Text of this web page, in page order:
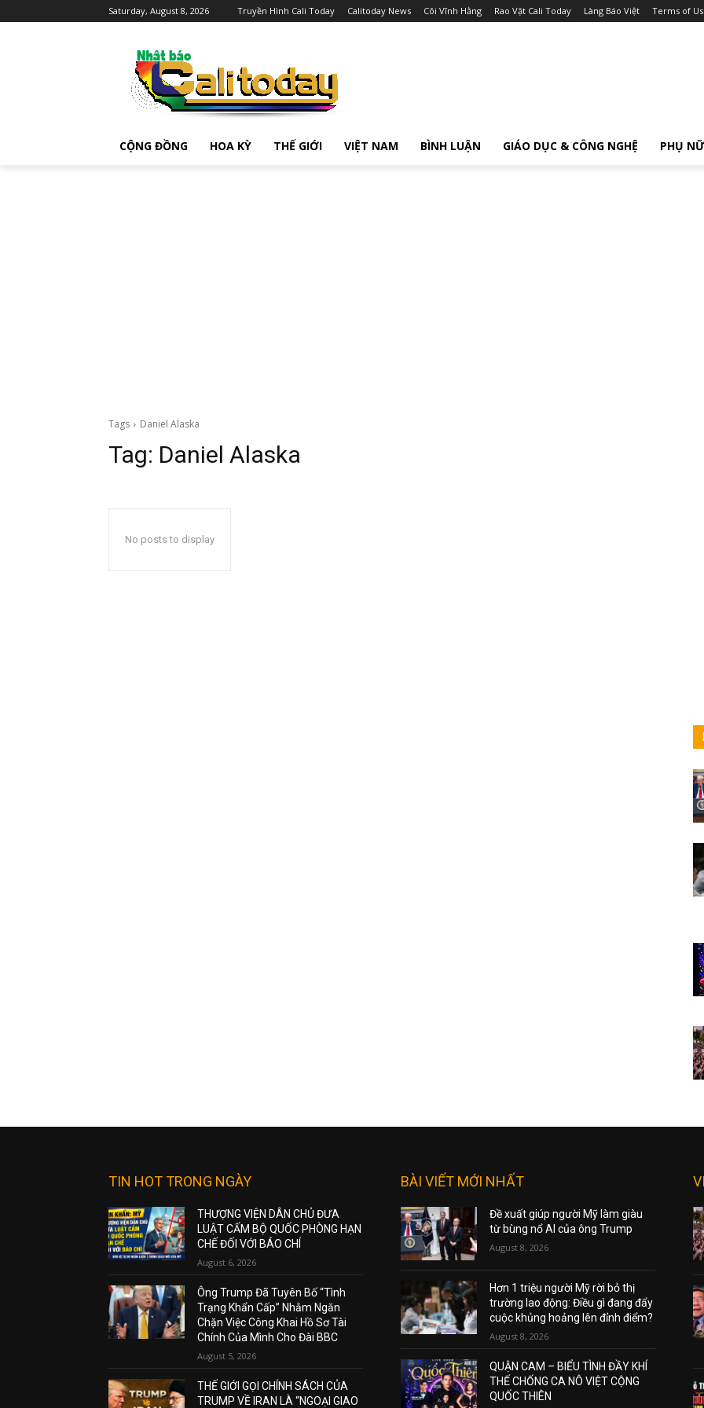
Saturday, August 8, 2026 Truyền Hình Cali Today Calitoday News Cõi Vĩnh Hằng Rao Vặt Cali Today Làng Báo Việt Terms of
CỘNG ĐỒNG HOA KỲ THẾ GIỚI VIỆT NAM BÌNH LUẬN GIÁO DỤC & CÔNG NGHỆ PHỤ NỮ
Tags Daniel Alaska
Tag: Daniel Alaska
No posts to display
TIN HOT TRONG NGÀY
THƯỢNG VIỆN DÂN CHỦ ĐƯA
LUẬT CẤM BỘ QUỐC PHÒNG HẠN
CHẾ ĐỐI VỚI BÁO CHÍ
August 6, 2026
Ông Trump Đã Tuyên Bố “Tình
Trạng Khẩn Cấp” Nhằm Ngăn
Chặn Việc Công Khai Hồ Sơ Tài
Chính Của Mình Cho Đài BBC
August 5, 2026
THẾ GIỚI GỌI CHÍNH SÁCH CỦA
TRUMP VỀ IRAN LÀ “NGOẠI GIAO
BÀI VIẾT MỚI NHẤT
Đề xuất giúp người Mỹ làm giàu
từ bùng nổ AI của ông Trump
August 8, 2026
Hơn 1 triệu người Mỹ rời bỏ thị
trường lao động: Điều gì đang đẩy
cuộc khủng hoảng lên đỉnh điểm?
August 8, 2026
QUẬN CAM – BIỂU TÌNH ĐẦY KHÍ
THẾ CHỐNG CA NÔ VIỆT CỘNG
QUỐC THIÊN